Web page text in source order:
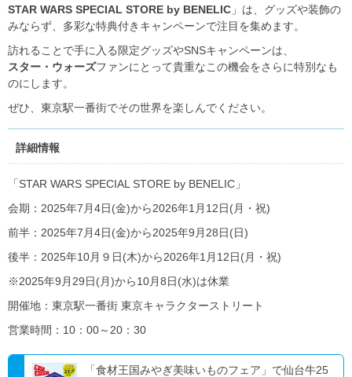
STAR WARS SPECIAL STORE by BENELIC 」は、グッズや装飾の
みならず、多彩な特典付きキャンペーンで注目を集めます。
訪れることで手に入る限定グッズやSNSキャンペーンは、
スター・ウォーズファンにとって貴重なこの機会をさらに特別なも
のにします。
ぜひ、東京駅一番街でその世界を楽しんでください。
詳細情報
「STAR WARS SPECIAL STORE by BENELIC」
会期：2025年7月4日(金)から2026年1月12日(月・祝)
前半：2025年7月4日(金)から2025年9月28日(日)
後半：2025年10月９日(木)から2026年1月12日(月・祝)
※2025年9月29日(月)から10月8日(水)は休業
開催地：東京駅一番街 東京キャラクターストリート
営業時間：10：00～20：30
「食材王国みやぎ美味いものフェア」で仙台牛25